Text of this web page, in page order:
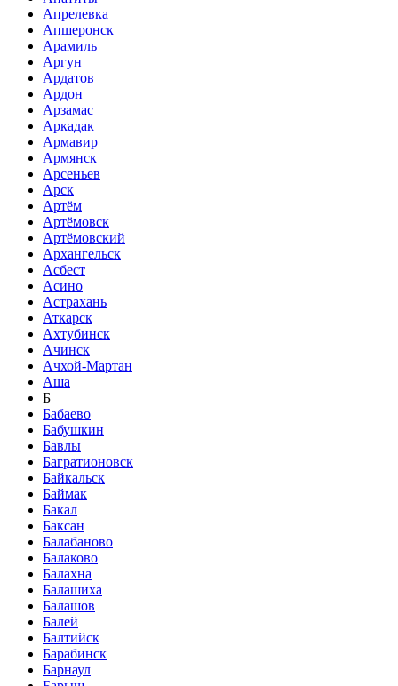
Апрелевка
Апшеронск
Арамиль
Аргун
Ардатов
Ардон
Арзамас
Аркадак
Армавир
Армянск
Арсеньев
Арск
Артём
Артёмовск
Артёмовский
Архангельск
Асбест
Асино
Астрахань
Аткарск
Ахтубинск
Ачинск
Ачхой-Мартан
Аша
Б
Бабаево
Бабушкин
Бавлы
Багратионовск
Байкальск
Баймак
Бакал
Баксан
Балабаново
Балаково
Балахна
Балашиха
Балашов
Балей
Балтийск
Барабинск
Барнаул